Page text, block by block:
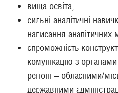
вища освіта;
сильні аналітичні
написання аналітичних
спроможність
комунікацію з
регіоні – обласними/
державними